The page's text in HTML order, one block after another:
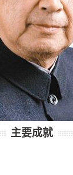
主要成就